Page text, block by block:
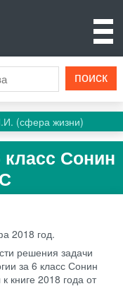
(сфера жизни)
Сонин
2018 год.
решения задачи
за 6 класс Сонин
книге 2018 года от